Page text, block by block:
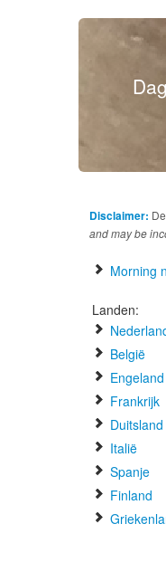
Disclaimer:
and may be
Morning
Landen:
België
Engeland
Frankrijk
Duitsland
Italië
Spanje
Finland